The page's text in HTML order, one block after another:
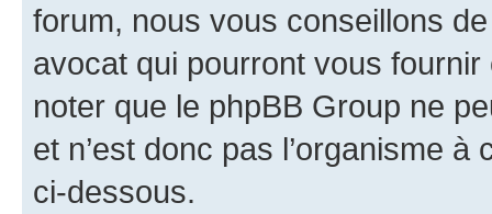
forum, nous vous conseillons
avocat qui pourront vous
noter que le phpBB Group ne
et n’est donc pas l’organisme
ci-dessous.